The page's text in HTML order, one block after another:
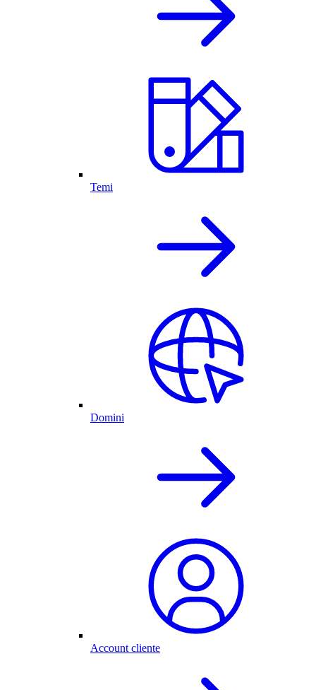
Temi
Domini
Account cliente